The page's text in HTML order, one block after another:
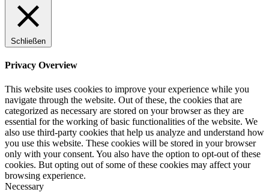
Schließen
Privacy Overview
This website uses cookies to improve your experience while you
navigate through the website. Out of these, the cookies that are
categorized as necessary are stored on your browser as they are
essential for the working of basic functionalities of the website. We
also use third-party cookies that help us analyze and understand how
you use this website. These cookies will be stored in your browser
only with your consent. You also have the option to opt-out of these
cookies. But opting out of some of these cookies may affect your
browsing experience.
Necessary